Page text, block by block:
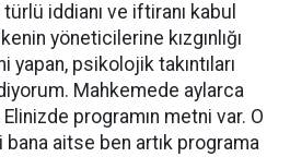
iddianı ve iftiranı kabul
yöneticilerine kızgınlığı
psikolojik takıntıları
Mahkemede aylarca
programın metni var. O
aitse ben artık programa